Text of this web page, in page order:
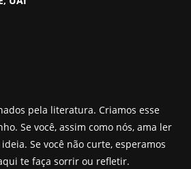
pela literatura. Criamos esse
Se você, assim como nós, ama ler
Se você não curte, esperamos
te faça sorrir ou refletir.